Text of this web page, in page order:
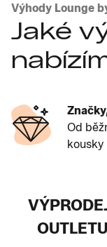
Výhody Lounge
Jaké
Od
kousky